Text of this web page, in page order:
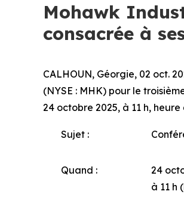
Mohawk
consacrée à
CALHOUN, Géorgie, 02 oct.
(NYSE : MHK) pour le
24 octobre 2025, à 11 h, heure
Sujet :
Quand :
24
à 11 h